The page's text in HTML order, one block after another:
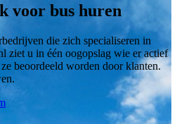
voor bus huren
die zich specialiseren in
ziet u in één oogopslag wie er actief
beoordeeld worden door klanten.